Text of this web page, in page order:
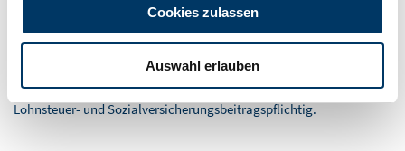
Cookies zulassen
Auswahl erlauben
Fazit:
Wenn ein Arbeitgeber seinen Arbeitnehmern eine Lohnerhöhung
von 44,00 Euro zukommen lassen möchte, dann ist diese
Lohnsteuer- und Sozialversicherungsbeitragspflichtig.